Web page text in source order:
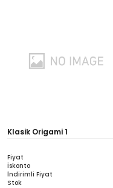
Klasik Origami 1
Fiyat
İskonto
İndirimli Fiyat
Stok